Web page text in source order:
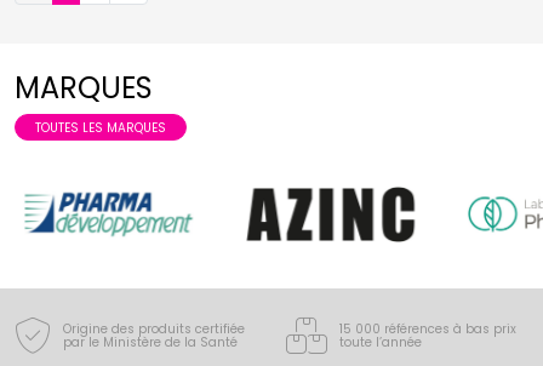
MARQUES
TOUTES LES MARQUES
Origine des produits certifiée
par le Ministère de la Santé
15 000 références à bas prix
toute l’année